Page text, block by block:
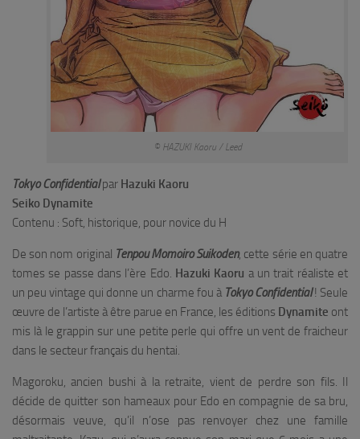
© HAZUKI Kaoru / Leed
Tokyo Confidentialpar Hazuki Kaoru
Seiko Dynamite
Contenu : Soft, historique, pour novice du H
De son nom original Tenpou Momoiro Suikoden, cette série en quatre
tomes se passe dans l’ère Edo. Hazuki Kaoru a un trait réaliste et
un peu vintage qui donne un charme fou à Tokyo Confidential ! Seule
œuvre de l’artiste à être parue en France, les éditions Dynamite ont
mis là le grappin sur une petite perle qui offre un vent de fraicheur
dans le secteur français du hentai.
Magoroku, ancien bushi à la retraite, vient de perdre son fils. Il
décide de quitter son hameaux pour Edo en compagnie de sa bru,
désormais veuve, qu’il n’ose pas renvoyer chez une famille